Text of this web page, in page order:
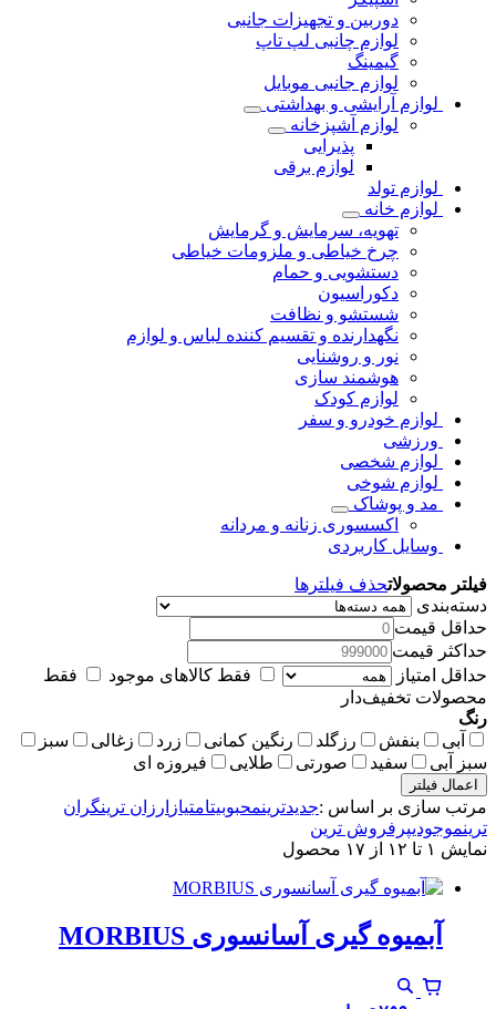
دوربین و تجهیزات جانبی
لوازم چانبی لپ تاپ
گیمینگ
لوازم جانبی موبایل
لوازم آرایشی و بهداشتی
لوازم آشپزخانه
پذیرایی
لوازم برقی
لوازم تولد
لوازم خانه
تهویه، سرمایش و گرمایش
چرخ خیاطی و ملزومات خیاطی
دستشویی و حمام
دکوراسیون
شستشو و نظافت
نگهدارنده و تقسیم کننده لباس و لوازم
نور و روشنایی
هوشمند سازی
لوازم کودک
لوازم خودرو و سفر
ورزشی
لوازم شخصی
لوازم شوخی
مد و پوشاک
اکسسوری زنانه و مردانه
وسایل کاربردی
فیلتر محصولاتحذف فیلترها
دسته‌بندی
حداقل قیمت
حداکثر قیمت
حداقل امتیاز
فقط کالاهای موجود
فقط
محصولات تخفیف‌دار
رنگ
آبی
بنفش رزگلد رنگین کمانی زرد زغالی
سبز
سبز آبی
سفید صورتی طلایی فیروزه ای
اعمال فیلتر
مرتب سازی بر اساس :جدیدترینمحبوبیتامتیاز ارزان ترینگران
ترینموجودیپرفروش ترین
نمایش ۱ تا ۱۲ از ۱۷ محصول
آبمیوه گیری آسانسوری MORBIUS